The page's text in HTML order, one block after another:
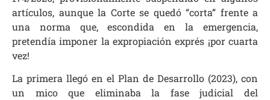
artículos, aunque la Corte se quedó “corta” frente a
una norma que, escondida en la emergencia,
pretendía imponer la expropiación exprés ¡por cuarta
vez!
La primera llegó en el Plan de Desarrollo (2023), con
un mico que eliminaba la fase judicial del